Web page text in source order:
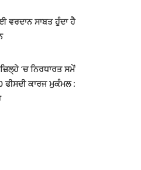
ਵਰਦਾਨ ਸਾਬਤ ਹੁੰਦਾ ਹੈ
‘ਚ ਨਿਰਧਾਰਤ ਸਮੇਂ
ਫੀਸਦੀ ਕਾਰਜ ਮੁਕੰਮਲ :